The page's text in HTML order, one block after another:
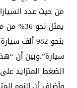
يمثل
سيارة”.وبين أن
الضغط المتزايد